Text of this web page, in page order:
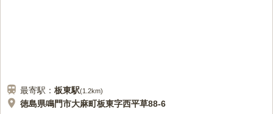
最寄駅： 板東駅(1.2km)
徳島県鳴門市大麻町板東字西平草88-6